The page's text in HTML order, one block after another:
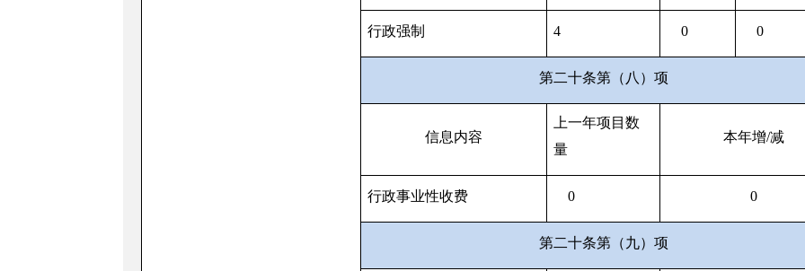
行政强制 4 0 0
第二十条第（八）项
信息内容
上一年项目数
量
本年增/减
行政事业性收费 0 0
第二十条第（九）项